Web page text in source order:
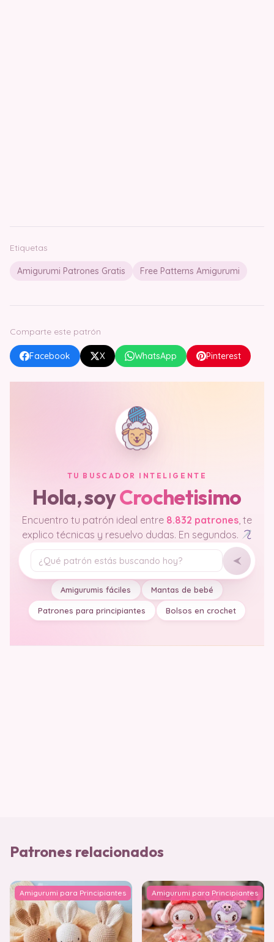
Etiquetas
Amigurumi Patrones Gratis Free Patterns Amigurumi
Comparte este patrón
Facebook X WhatsApp Pinterest
TU BUSCADOR INTELIGENTE
Hola, soyCrochetisimo
Encuentro tu patrón ideal entre 8.832 patrones, te
explico técnicas y resuelvo dudas. En segundos.
Tu pregunta
Amigurumis fáciles Mantas de bebé
Patrones para principiantes Bolsos en crochet
Patrones relacionados
Amigurumi para Principiantes Amigurumi para Principiantes